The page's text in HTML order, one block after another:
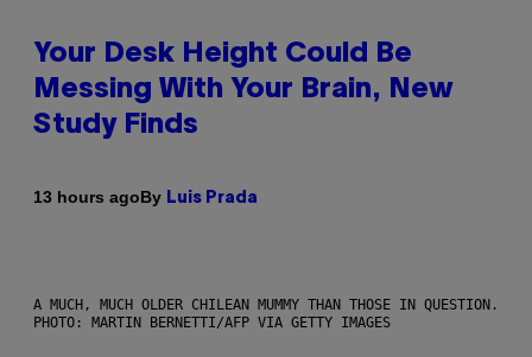
Your Desk Height Could Be
Messing With Your Brain, New
Study Finds
13 hours agoBy Luis Prada
A MUCH, MUCH OLDER CHILEAN MUMMY THAN THOSE IN QUESTION.
PHOTO: MARTIN BERNETTI/AFP VIA GETTY IMAGES